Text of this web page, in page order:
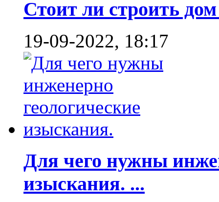
Стоит ли строить
19-09-2022, 18:17
Для чего нужны
изыскания. ...